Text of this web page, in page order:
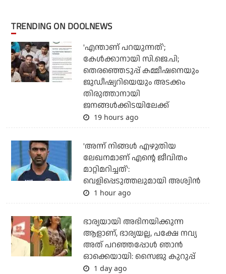
TRENDING ON DOOLNEWS
'എന്താണ് പറയുന്നത്';
കേള്‍ക്കാനായി സി.ജെ.പി;
തെരഞ്ഞെടുപ്പ് കമ്മീഷനെയും
ജുഡീഷ്യറിയെയും അടക്കം
തിരുത്താനായി
ജനങ്ങള്‍ക്കിടയിലേക്ക്
19 hours ago
'അന്ന് നിങ്ങള്‍ എഴുതിയ
ലേഖനമാണ് എന്റെ ജീവിതം
മാറ്റിമറിച്ചത്':
വെളിപ്പെടുത്തലുമായി അശ്വിന്‍
1 hour ago
ഭാര്യയായി അഭിനയിക്കുന്ന
ആളാണ്, ഭാര്യയല്ല, പക്ഷേ നവ്യ
അത് പറഞ്ഞപ്പോള്‍ ഞാന്‍
ഓക്കെയായി: സൈജു കുറുപ്പ്
1 day ago